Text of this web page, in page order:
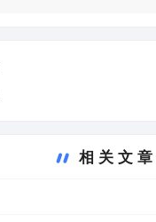
相关文章